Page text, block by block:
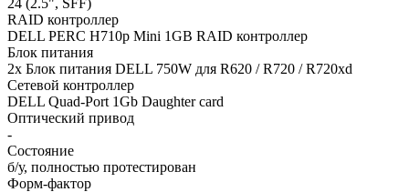
24 (2.5", SFF)
RAID контроллер
DELL PERC H710p Mini 1GB RAID контроллер
Блок питания
2x Блок питания DELL 750W для R620 / R720 / R720xd
Сетевой контроллер
DELL Quad-Port 1Gb Daughter card
Оптический привод
-
Состояние
б/у, полностью протестирован
Форм-фактор